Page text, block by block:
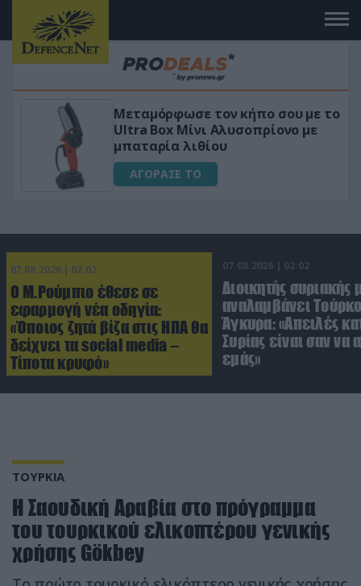
«Μαγική» φόρμουλα τριβόλι + VIP
για αύξηση της λίμπιντο
ΑΓΟΡΑΣΕ ΤΟ
07.08.2026 | 02:02
Ο Μ.Ρούμπιο έθεσε σε
εφαρμογή νέα οδηγία:
«Όποιος ζητά βίζα στις ΗΠΑ θα
δείχνει τα social media –
Τίποτα κρυφό»
07.08.2026 | 02:02
Διοικητής συριακής
αναλαμβάνει
Άγκυρα: «Απειλές
Συρίας είναι σαν να
εμάς»
ΤΟΥΡΚΙΑ
Η Σαουδική Αραβία στο πρόγραμμα
του τουρκικού ελικοπτέρου γενικής
χρήσης Gökbey